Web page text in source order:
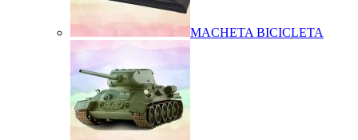
MACHETA BICICLETA